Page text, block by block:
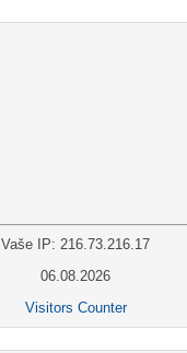
Vaše IP: 216.73.216.17
06.08.2026
Visitors Counter